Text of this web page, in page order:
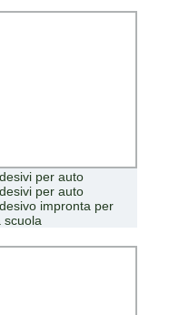
per auto
per auto
impronta per
scuola